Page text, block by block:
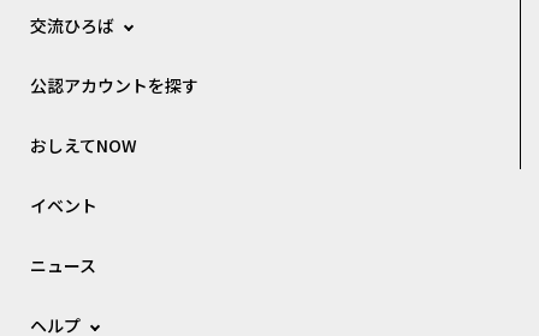
交流ひろば
公認アカウントを探す
おしえてNOW
イベント
ニュース
ヘルプ